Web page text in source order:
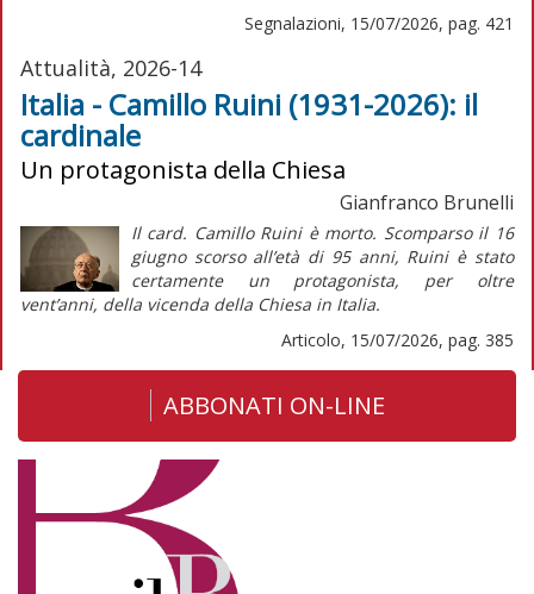
Segnalazioni, 15/07/2026, pag. 421
Attualità, 2026-14
Italia - Camillo Ruini (1931-2026): il
cardinale
Un protagonista della Chiesa
Gianfranco Brunelli
Il card. Camillo Ruini è morto. Scomparso il 16
giugno scorso all’età di 95 anni, Ruini è stato
certamente un protagonista, per oltre
vent’anni, della vicenda della Chiesa in Italia.
Articolo, 15/07/2026, pag. 385
ABBONATI ON-LINE